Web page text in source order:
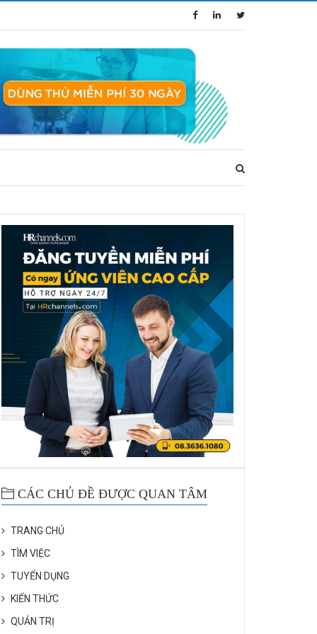
CÁC CHỦ ĐỀ ĐƯỢC QUAN TÂM
TRANG CHỦ
TÌM VIỆC
TUYỂN DỤNG
KIẾN THỨC
QUẢN TRỊ